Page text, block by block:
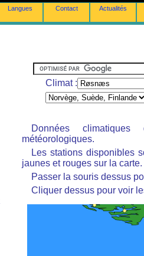
Langues Contact Actualités
Climat :
Données
météorologiques.
Les stations disponibles
jaunes et rouges sur la carte.
Passer la souris dessus
Cliquer dessus pour voir